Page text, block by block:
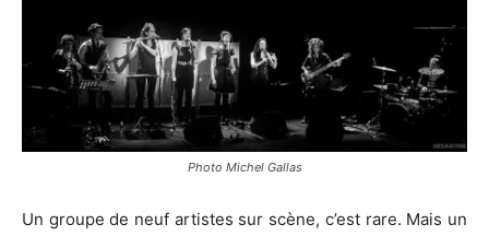
Photo Michel Gallas
Un groupe de neuf artistes sur scène, c’est rare. Mais un